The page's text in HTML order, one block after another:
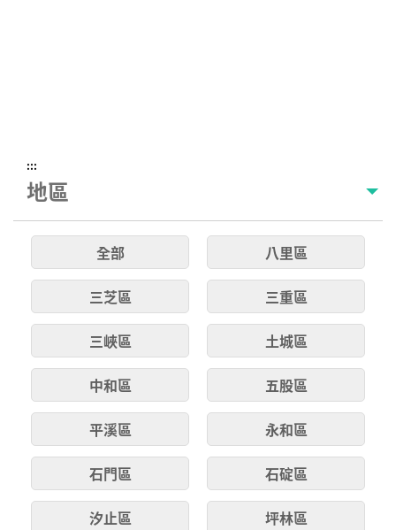
:::
地區
全部 八里區
三芝區 三重區
三峽區 土城區
中和區 五股區
平溪區 永和區
石門區 石碇區
汐止區 坪林區